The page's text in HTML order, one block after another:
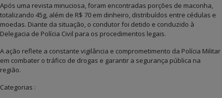
Após uma revista minuciosa, foram encontradas porções de maconha,
totalizando 45g, além de R$ 70 em dinheiro, distribuídos entre cédulas e
moedas. Diante da situação, o condutor foi detido e conduzido à
Delegacia de Polícia Civil para os procedimentos legais.
A ação reflete a constante vigilância e comprometimento da Polícia Militar
em combater o tráfico de drogas e garantir a segurança pública na
região.
Categorias :